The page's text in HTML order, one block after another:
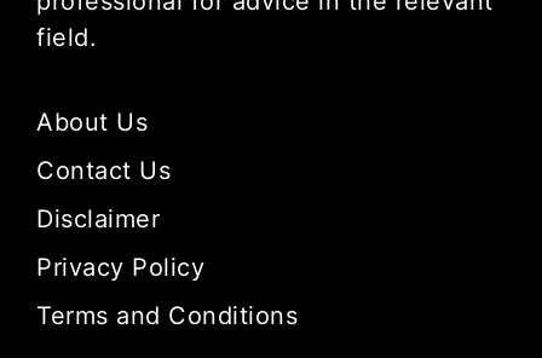
field.
About Us
Contact Us
Disclaimer
Privacy Policy
Terms and Conditions